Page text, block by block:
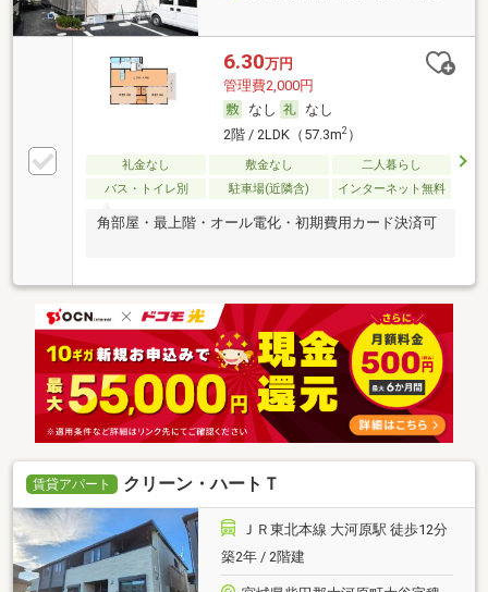
6.30万円
管理費2,000円
なし
なし
2階 / 2LDK（57.3m2）
礼金なし 敷金なし
二人暮らし
バス・トイレ別
駐車場(近隣含) インターネット無料
角部屋・最上階・オール電化・初期費用カード決済可
賃貸アパート クリーン・ハートＴ
ＪＲ東北本線 大河原駅 徒歩12分
築2年 / 2階建